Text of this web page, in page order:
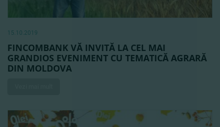
15.10.2019
FINCOMBANK VĂ INVITĂ LA CEL MAI
GRANDIOS EVENIMENT CU TEMATICĂ AGRARĂ
DIN MOLDOVA